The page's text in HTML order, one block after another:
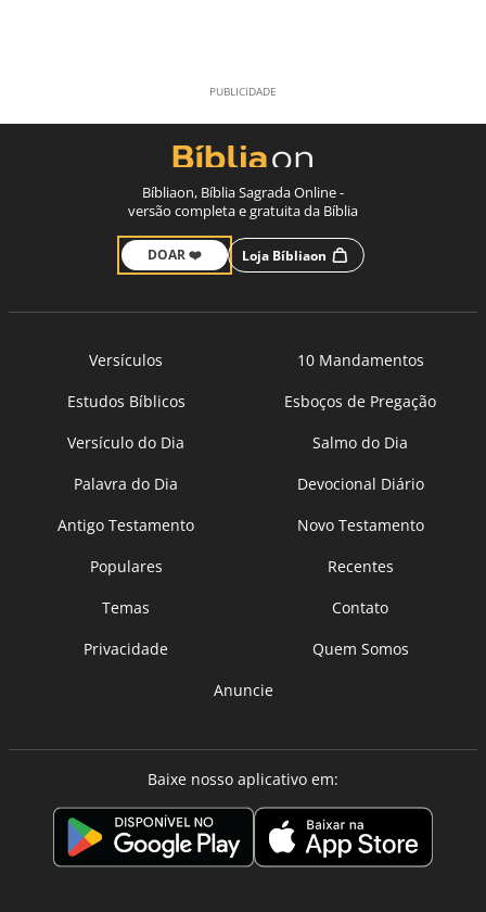
Bíbliaon, Bíblia Sagrada Online -
versão completa e gratuita da Bíblia
DOAR ❤️ Loja Bíbliaon
Versículos
10 Mandamentos
Estudos Bíblicos
Esboços de Pregação
Versículo do Dia
Salmo do Dia
Palavra do Dia
Devocional Diário
Antigo Testamento
Novo Testamento
Populares
Recentes
Temas
Contato
Privacidade
Quem Somos
Anuncie
Baixe nosso aplicativo em: